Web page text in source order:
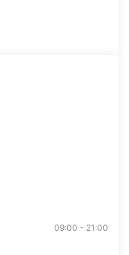
09:00 - 21:00